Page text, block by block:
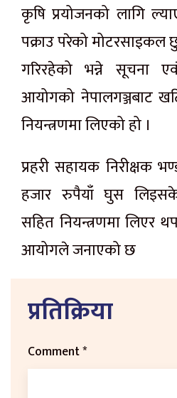
कृषि प्रयोजनको लागि
पक्राउ परेको मोटरसाइकल
गरिरहेको भन्ने सूचना
आयोगको नेपालगञ्जबाट
नियन्त्रणमा लिएको हो ।
प्रहरी सहायक निरीक्षक
हजार रुपैयाँ घुस
सहित नियन्त्रणमा लिएर
आयोगले जनाएको छ
प्रतिक्रिया
Comment*